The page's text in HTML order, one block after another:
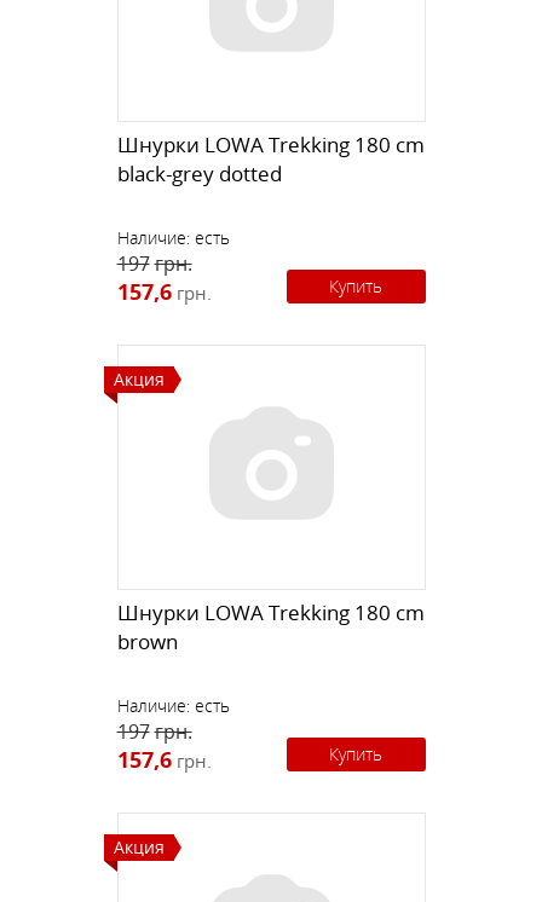
Шнурки LOWA Trekking 180 cm
black-grey dotted
Наличие: есть
197грн.
157,6 грн. Купить
Акция
Шнурки LOWA Trekking 180 cm
brown
Наличие: есть
197грн.
157,6 грн. Купить
Акция